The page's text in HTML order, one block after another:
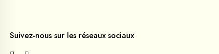
Suivez-nous sur les réseaux sociaux